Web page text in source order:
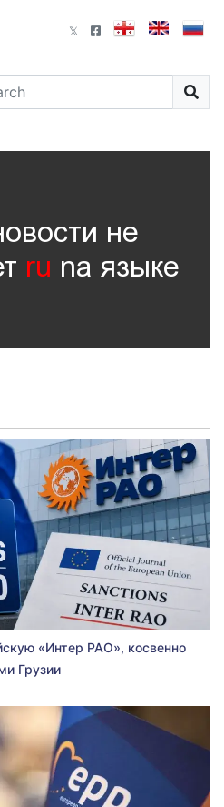
не
ru nа языке
«Интер РАО», косвенно
Грузии